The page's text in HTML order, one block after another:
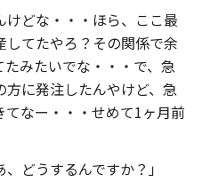
けどな・・・ほら、ここ最
してたやろ？その関係で余
たみたいでな・・・で、急
方に発注したんやけど、急
てなー・・・せめて1ヶ月前
、どうするんですか？」